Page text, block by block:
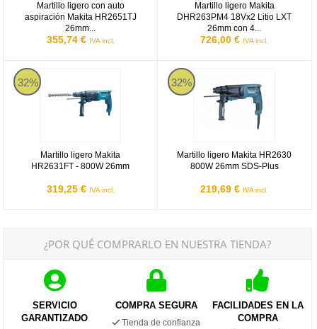
Martillo ligero con auto
aspiración Makita HR2651TJ
26mm...
355,74 € IVA incl.
Martillo ligero Makita
DHR263PM4 18Vx2 Litio LXT
26mm con 4...
726,00 € IVA incl.
32%
Martillo ligero Makita
HR2631FT - 800W 26mm
319,25 € IVA incl.
Martillo ligero Makita HR2631FT - 800W 26mm
32%
Martillo ligero Makita HR2630
800W 26mm SDS-Plus
219,69 € IVA incl.
Martillo ligero Makita HR2630
¿POR QUÉ COMPRARLO EN NUESTRA TIENDA?
SERVICIO
GARANTIZADO
COMPRA SEGURA
Tienda de confianza
FACILIDADES EN LA
COMPRA